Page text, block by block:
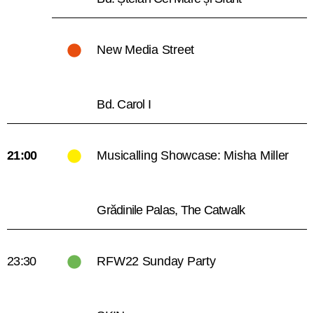
New Media Street
Bd. Carol I
21:00 Musicalling Showcase: Misha Miller
Grădinile Palas, The Catwalk
23:30 RFW22 Sunday Party